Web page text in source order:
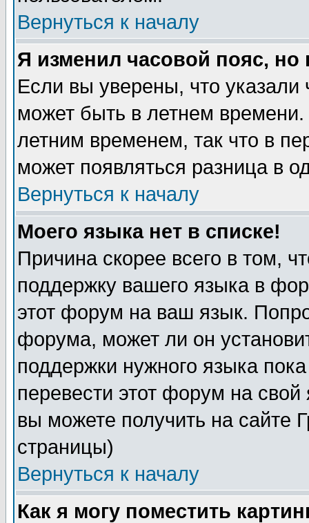
Вернуться к началу
Я изменил часовой пояс,
Если вы уверены, что указали
может быть в летнем
летним временем, так что в
может появляться разница в
Вернуться к началу
Моего языка нет в списке!
Причина скорее всего в том,
поддержку вашего языка в
этот форум на ваш язык.
форума, может ли он
поддержки нужного языка
перевести этот форум на
вы можете получить на сайте
страницы)
Вернуться к началу
Как я могу поместить